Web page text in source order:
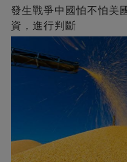
發生戰爭中國怕不怕美
資，進行判斷